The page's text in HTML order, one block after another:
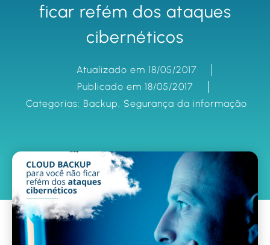
ficar refém dos ataques
cibernéticos
Atualizado em 18/05/2017
Publicado em 18/05/2017
Categorias: Backup, Segurança da informação